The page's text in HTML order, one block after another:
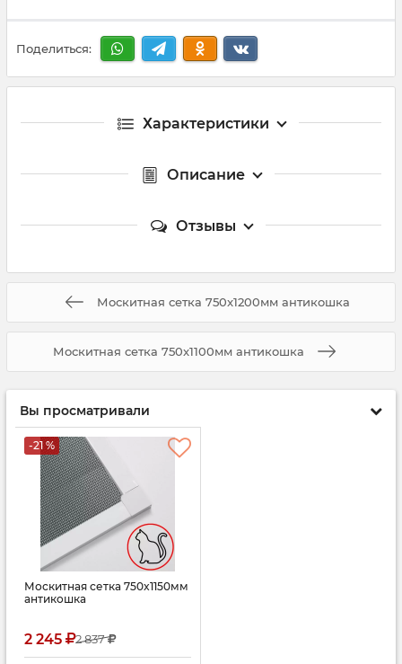
Поделиться:
Характеристики
Описание
Отзывы
Москитная сетка 750x1200мм антикошка
Москитная сетка 750x1100мм антикошка
Вы просматривали
-21 %
Москитная сетка 750x1150мм
антикошка
2 245 2 837